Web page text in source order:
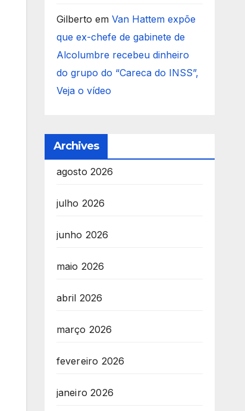
Gilberto em Van Hattem expõe
que ex-chefe de gabinete de
Alcolumbre recebeu dinheiro
do grupo do “Careca do INSS”,
Veja o vídeo
Archives
agosto 2026
julho 2026
junho 2026
maio 2026
abril 2026
março 2026
fevereiro 2026
janeiro 2026